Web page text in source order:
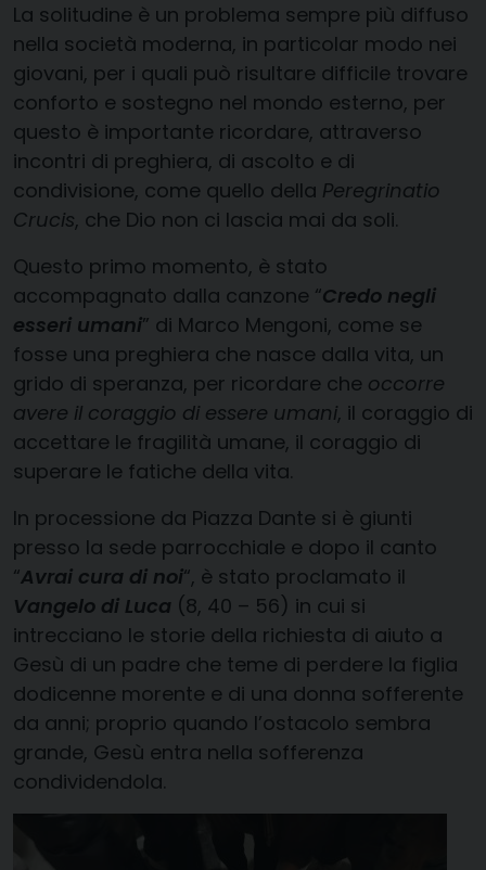
La solitudine è un problema sempre più diffuso
nella società moderna, in particolar modo nei
giovani, per i quali può risultare difficile trovare
conforto e sostegno nel mondo esterno, per
questo è importante ricordare, attraverso
incontri di preghiera, di ascolto e di
condivisione, come quello della Peregrinatio
Crucis, che Dio non ci lascia mai da soli.
Questo primo momento, è stato
accompagnato dalla canzone “Credo negli
esseri umani” di Marco Mengoni, come se
fosse una preghiera che nasce dalla vita, un
grido di speranza, per ricordare che occorre
avere il coraggio di essere umani, il coraggio di
accettare le fragilità umane, il coraggio di
superare le fatiche della vita.
In processione da Piazza Dante si è giunti
presso la sede parrocchiale e dopo il canto
“Avrai cura di noi“, è stato proclamato il
Vangelo di Luca (8, 40 – 56) in cui si
intrecciano le storie della richiesta di aiuto a
Gesù di un padre che teme di perdere la figlia
dodicenne morente e di una donna sofferente
da anni; proprio quando l’ostacolo sembra
grande, Gesù entra nella sofferenza
condividendola.